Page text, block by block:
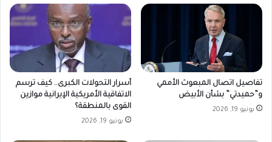
تفاصيل اتصال المبعوث الأممي
و”حميدتي” بشأن الأبيض
يونيو 19, 2026
أسرار التحولات الكبرى.. كيف ترسم
الاتفاقية الأمريكية الإيرانية موازين
القوى بالمنطقة؟
يونيو 19, 2026